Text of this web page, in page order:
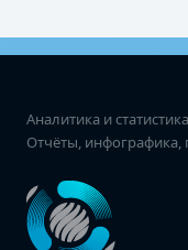
Аналитика и
Отчёты, инфографика,